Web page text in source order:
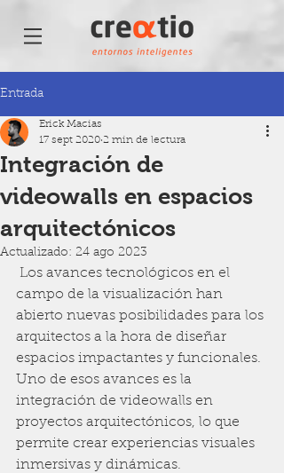
Entrada
Integración de
videowalls en espacios
arquitectónicos
Erick Macias
17 sept 2020 2 min de lectura
Actualizado: 24 ago 2023
campo de la visualización han
abierto nuevas posibilidades para los
arquitectos a la hora de diseñar
espacios impactantes y funcionales.
Uno de esos avances es la
integración de videowalls en
proyectos arquitectónicos, lo que
permite crear experiencias visuales
inmersivas y dinámicas.